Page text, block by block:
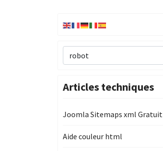
Recherche
Articles techniques
Joomla Sitemaps xml Gratuit
Aide couleur html